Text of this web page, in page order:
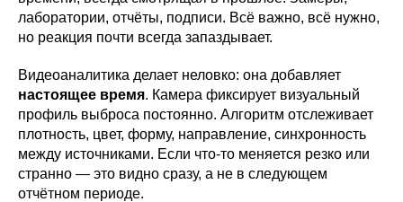
лаборатории, отчёты, подписи. Всё важно, всё нужно,
но реакция почти всегда запаздывает.
Видеоаналитика делает неловко: она добавляет
настоящее время. Камера фиксирует визуальный
профиль выброса постоянно. Алгоритм отслеживает
плотность, цвет, форму, направление, синхронность
между источниками. Если что-то меняется резко или
странно — это видно сразу, а не в следующем
отчётном периоде.